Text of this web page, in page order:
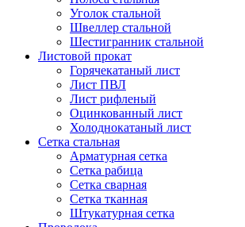
Уголок стальной
Швеллер стальной
Шестигранник стальной
Листовой прокат
Горячекатаный лист
Лист ПВЛ
Лист рифленый
Оцинкованный лист
Холоднокатаный лист
Сетка стальная
Арматурная сетка
Сетка рабица
Сетка сварная
Сетка тканная
Штукатурная сетка